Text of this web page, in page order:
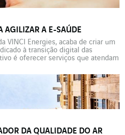
AGILIZAR A E-SAÚDE
VINCI Energies, acaba de criar um
à transição digital das
é oferecer serviços que atendam
da população, por um lado,
de permitir às […]
DA QUALIDADE DO AR